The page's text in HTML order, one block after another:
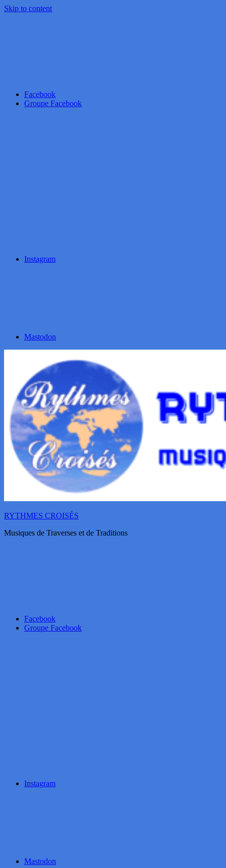
Skip to content
Facebook
Groupe Facebook
Instagram
Mastodon
RYTHMES CROISÉS
Musiques de Traverses et de Traditions
Facebook
Groupe Facebook
Instagram
Mastodon